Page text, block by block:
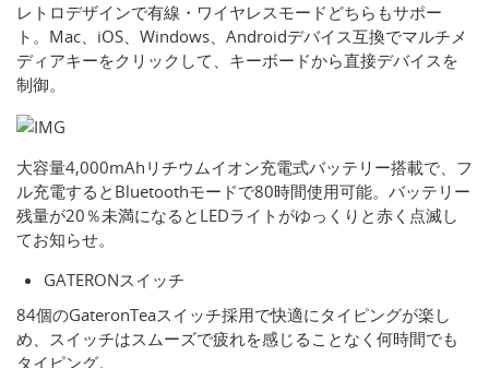
レトロデザインで有線・ワイヤレスモードどちらもサポー
ト。Mac、iOS、Windows、Androidデバイス互換でマルチメ
ディアキーをクリックして、キーボードから直接デバイスを
制御。
大容量4,000mAhリチウムイオン充電式バッテリー搭載で、フ
ル充電するとBluetoothモードで80時間使用可能。バッテリー
残量が20％未満になるとLEDライトがゆっくりと赤く点滅し
てお知らせ。
GATERONスイッチ
84個のGateronTeaスイッチ採用で快適にタイピングが楽し
め、スイッチはスムーズで疲れを感じることなく何時間でも
タイピング。